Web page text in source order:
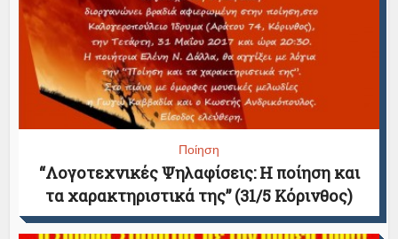
Ποίηση
“Λογοτεχνικές Ψηλαφίσεις: Η ποίηση και
τα χαρακτηριστικά της” (31/5 Κόρινθος)